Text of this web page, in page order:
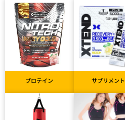
プロテイン サプリメント